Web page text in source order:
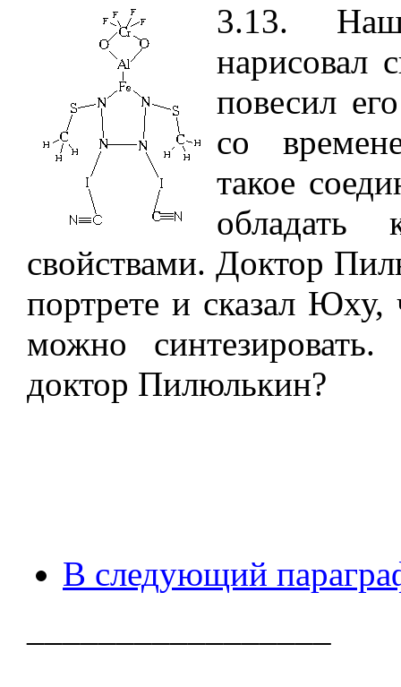
3.13.
нарисовал
повесил
со
такое
обладать
свойствами. Доктор
портрете и сказал Юху,
можно
доктор Пилюлькин?
В следующий